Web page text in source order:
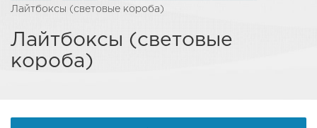
Лайтбоксы (световые короба)
Лайтбоксы (световые
короба)